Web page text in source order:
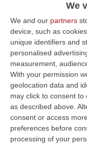
We
We and our partners
device, such as
unique identifiers and
personalised
measurement,
With your permission
geolocation data and
may click to consent to
as described above.
consent or access
preferences before
processing of your
All’asta Il Pallone Della
“ROMA Il pallone con cui
vittoria dell’Argentina
08 Agosto, 23:28
Milano, Vannacci
“ROMA “La sfida delle
Milano, Bologna, Roma e
nazionale…
08 Agosto, 22:19